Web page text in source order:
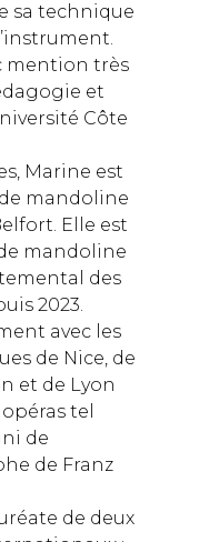
sa technique
mention très
et
Côte
Marine est
mandoline
Elle est
mandoline
des
2023.
avec les
de Nice, de
et de Lyon
tel
de
de Franz
de deux